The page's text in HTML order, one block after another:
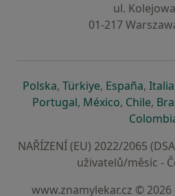
ul.
01-217
Polskase otevře v nové
, Türkiyese otevře v
, Españase
, Italia
Portugalse otevře v nové
, Méxicose otevře
, Chilese
,
NAŘÍZENÍ (EU) 2022/2065
uživatelů/měsíc -
www.znamylekar.cz ©